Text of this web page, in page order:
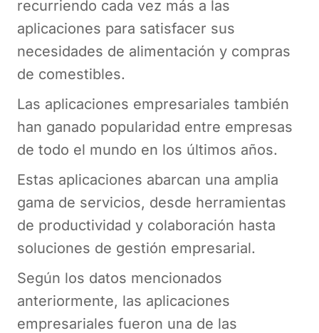
recurriendo cada vez más a las
aplicaciones para satisfacer sus
necesidades de alimentación y compras
de comestibles.
Las aplicaciones empresariales también
han ganado popularidad entre empresas
de todo el mundo en los últimos años.
Estas aplicaciones abarcan una amplia
gama de servicios, desde herramientas
de productividad y colaboración hasta
soluciones de gestión empresarial.
Según los datos mencionados
anteriormente, las aplicaciones
empresariales fueron una de las